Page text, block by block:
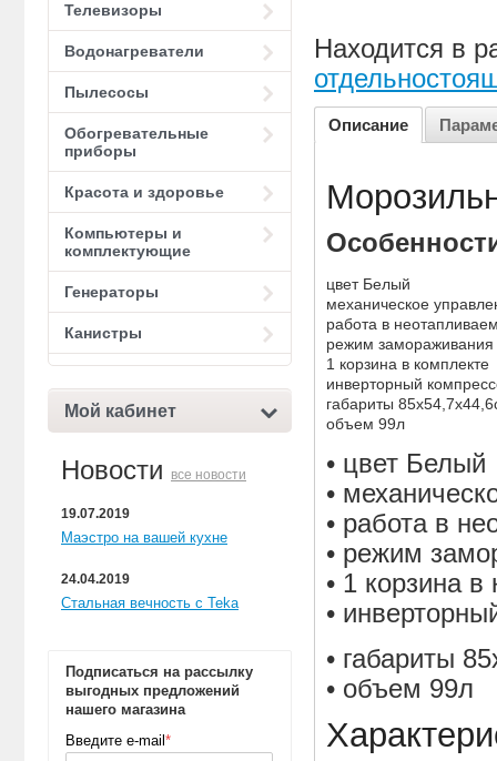
Телевизоры
Водонагреватели
Пылесосы
Обогревательные
приборы
Красота и здоровье
Компьютеры и
комплектующие
Генераторы
Канистры
Мой кабинет
Новости все новости
19.07.2019
Маэстро на вашей кухне
24.04.2019
Стальная вечность с Teka
Подписаться на рассылку
выгодных предложений
нашего магазина
Введите e-mail *
Находится в
Описание
цвет Белый
механическое
работа в
режим замораживания
1 корзина в комплекте
инверторный
габариты
объем 99л
• цвет Белый
•
• работа в
• режим
• 1 корзина в
•
• габариты
• объем 99л